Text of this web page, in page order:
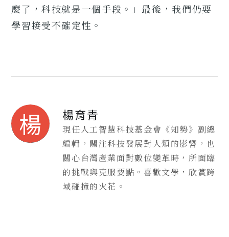
麼了，科技就是一個手段。」最後，我們仍要
學習接受不確定性。
楊 楊育青
現任人工智慧科技基金會《知勢》副總
編輯，關注科技發展對人類的影響，也
關心台灣產業面對數位變革時，所面臨
的挑戰與克服要點。喜歡文學，欣賞跨
域碰撞的火花。